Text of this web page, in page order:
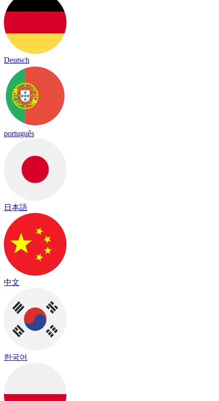
Deutsch
português
日本語
中文
한국어